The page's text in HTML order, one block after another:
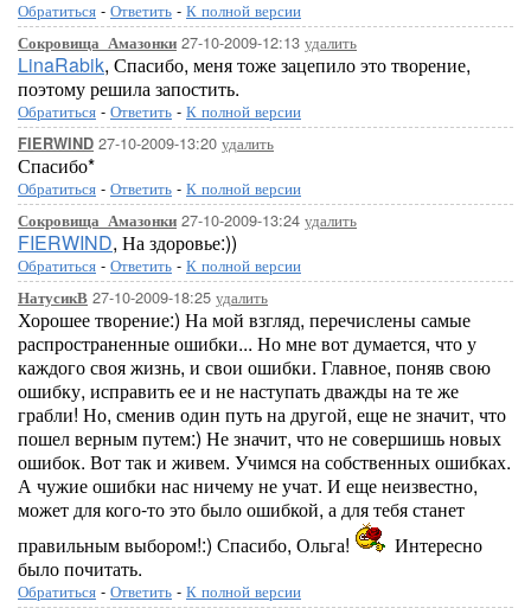
Обратиться - Ответить - К полной версии
Сокровища_Амазонки 27-10-2009-12:13 удалить
LinaRabik, Спасибо, меня тоже зацепило это творение,
поэтому решила запостить.
Обратиться - Ответить - К полной версии
FIERWIND 27-10-2009-13:20 удалить
Спасибо*
Обратиться - Ответить - К полной версии
Сокровища_Амазонки 27-10-2009-13:24 удалить
FIERWIND, На здоровье:))
Обратиться - Ответить - К полной версии
НатусикВ 27-10-2009-18:25 удалить
Хорошее творение:) На мой взгляд, перечислены самые
распространенные ошибки... Но мне вот думается, что у
каждого своя жизнь, и свои ошибки. Главное, поняв свою
ошибку, исправить ее и не наступать дважды на те же
грабли! Но, сменив один путь на другой, еще не значит, что
пошел верным путем:) Не значит, что не совершишь новых
ошибок. Вот так и живем. Учимся на собственных ошибках.
А чужие ошибки нас ничему не учат. И еще неизвестно,
может для кого-то это было ошибкой, а для тебя станет
правильным выбором!:) Спасибо, Ольга!
Интересно
было почитать.
Обратиться - Ответить - К полной версии